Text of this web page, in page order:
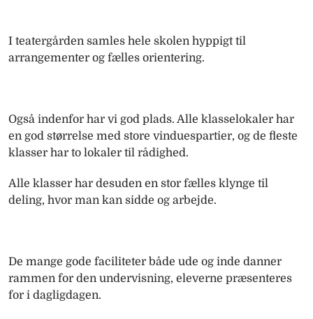
I teatergården samles hele skolen hyppigt til
arrangementer og fælles orientering.
Også indenfor har vi god plads. Alle klasselokaler har
en god størrelse med store vinduespartier, og de fleste
klasser har to lokaler til rådighed.
Alle klasser har desuden en stor fælles klynge til
deling, hvor man kan sidde og arbejde.
De mange gode faciliteter både ude og inde danner
rammen for den undervisning, eleverne præsenteres
for i dagligdagen.